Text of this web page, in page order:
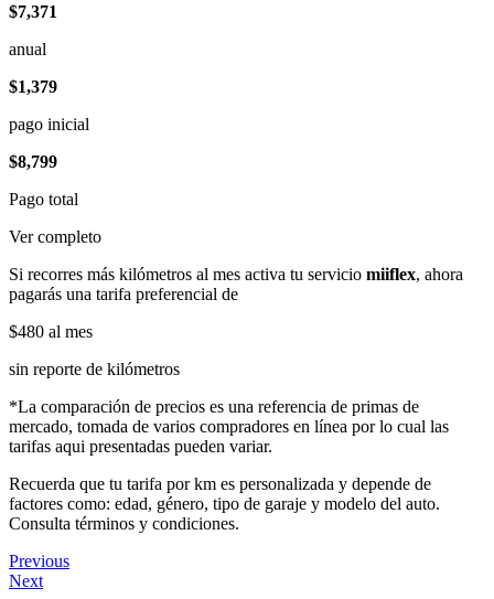
$7,371
anual
$1,379
pago inicial
$8,799
Pago total
Ver completo
Si recorres más kilómetros al mes activa tu servicio miiflex, ahora
pagarás una tarifa preferencial de
$480 al mes
sin reporte de kilómetros
*La comparación de precios es una referencia de primas de
mercado, tomada de varios compradores en línea por lo cual las
tarifas aqui presentadas pueden variar.
Recuerda que tu tarifa por km es personalizada y depende de
factores como: edad, género, tipo de garaje y modelo del auto.
Consulta términos y condiciones.
Previous
Next